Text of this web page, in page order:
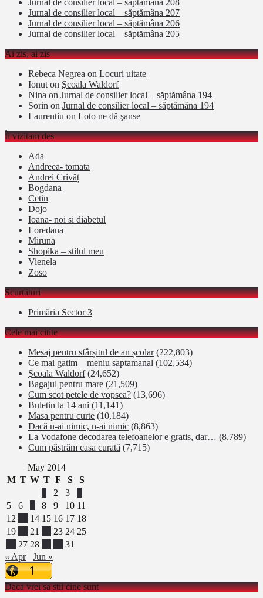
Jurnal de consilier local – săptămâna 208
Jurnal de consilier local – săptămâna 207
Jurnal de consilier local – săptămâna 206
Jurnal de consilier local – săptămâna 205
Ai zis, ai zis
Rebeca Negrea on Locuri uitate
Ionut on Şcoala Waldorf
Nina on Jurnal de consilier local – săptămâna 194
Sorin on Jurnal de consilier local – săptămâna 194
Laurentiu on Loto ne dă şanse
Îi vizitam des
Ada
Andreea- tomata
Andrei Crivăț
Bogdana
Cetin
Dojo
Ioana- noi si diabetul
Loredana
Miruna
Shopika – stilul meu
Vienela
Zoso
Scurtături
Primăria Sector 3
Cele mai citite
Mesaj pentru sfârșitul de an școlar (222,803)
Ce mai gatim – meniu saptamanal (102,534)
Şcoala Waldorf (24,652)
Bagajul pentru mare (21,509)
Cum scot petele de vopsea? (13,696)
Buletin la 14 ani (11,141)
Masa pentru curte (10,184)
Dacă n-ai nimic, n-ai nimic (8,863)
La Vodafone decodarea telefoanelor e gratis, dar… (8,789)
Cum păstrăm casa curată (7,715)
May 2014
M T W T F S
S
2 3
5
6 8 9 10 11
12
14 15 16 17 18
19
21 23 24 25
27 28
31
« Apr
Jun »
Daca vrei sa stii cine sunt